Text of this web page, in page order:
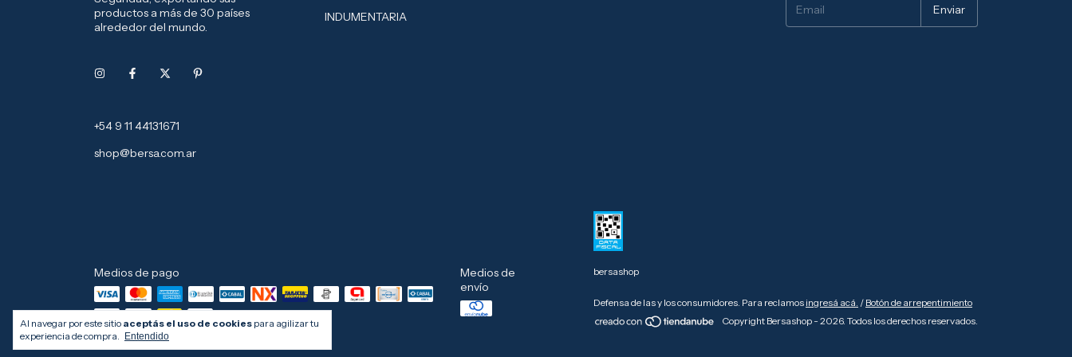
Al navegar por este sitio aceptás el uso de cookies para agilizar tu
experiencia de compra.
Entendido
productos a más de 30 países
alrededor del mundo.
+54 9 11 44131671
shop@bersa.com.ar
INDUMENTARIA
Medios de pago
Medios de
envío
bersashop
Defensa de las y los consumidores. Para reclamos ingresá acá. / Botón de arrepentimiento
Copyright Bersashop - 2026. Todos los derechos reservados.